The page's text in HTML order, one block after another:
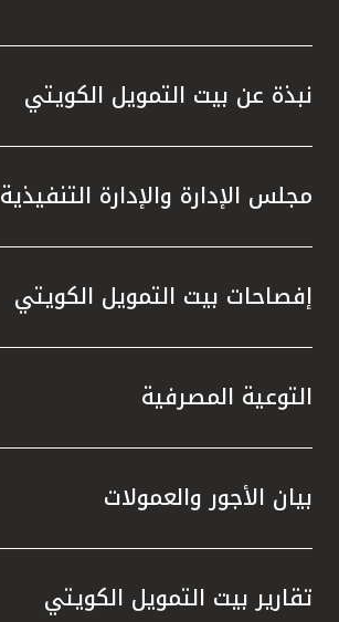
نبذة عن بيت التمويل الكويتي
مجلس الإدارة والإدارة التنفيذية
إفصاحات بيت التمويل الكويتي
التوعية المصرفية
بيان الأجور والعمولات
تقارير بيت التمويل الكويتي